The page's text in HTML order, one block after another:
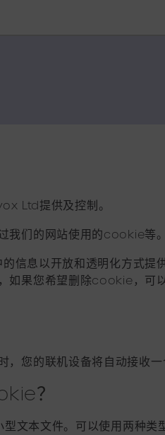
Ltd提供及控制。
我们的网站使用的cookie等
信息以开放和透明化方式提
如果您希望删除cookie，可
，您的联机设备将自动接收
？
文本文件。可以使用两种